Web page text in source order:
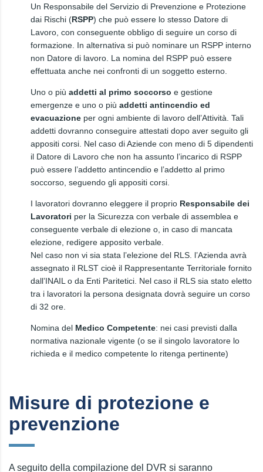
Un Responsabile del Servizio di Prevenzione e Protezione
dai Rischi (RSPP) che può essere lo stesso Datore di
Lavoro, con conseguente obbligo di seguire un corso di
formazione. In alternativa si può nominare un RSPP interno
non Datore di lavoro. La nomina del RSPP può essere
effettuata anche nei confronti di un soggetto esterno.
Uno o più addetti al primo soccorso e gestione
emergenze e uno o più addetti antincendio ed
evacuazione per ogni ambiente di lavoro dell’Attività. Tali
addetti dovranno conseguire attestati dopo aver seguito gli
appositi corsi. Nel caso di Aziende con meno di 5 dipendenti
il Datore di Lavoro che non ha assunto l’incarico di RSPP
può essere l’addetto antincendio e l’addetto al primo
soccorso, seguendo gli appositi corsi.
I lavoratori dovranno eleggere il proprio Responsabile dei
Lavoratori per la Sicurezza con verbale di assemblea e
conseguente verbale di elezione o, in caso di mancata
elezione, redigere apposito verbale.
Nel caso non vi sia stata l’elezione del RLS. l’Azienda avrà
assegnato il RLST cioè il Rappresentante Territoriale fornito
dall’INAIL o da Enti Paritetici. Nel caso il RLS sia stato eletto
tra i lavoratori la persona designata dovrà seguire un corso
di 32 ore.
Nomina del Medico Competente: nei casi previsti dalla
normativa nazionale vigente (o se il singolo lavoratore lo
richieda e il medico competente lo ritenga pertinente)
Misure di protezione e
prevenzione
A seguito della compilazione del DVR si saranno